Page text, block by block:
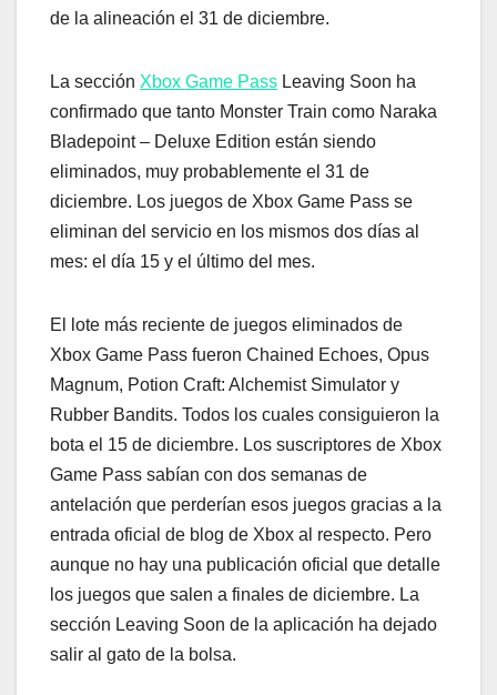
de la alineación el 31 de diciembre.
La sección Xbox Game Pass Leaving Soon ha
confirmado que tanto Monster Train como Naraka
Bladepoint – Deluxe Edition están siendo
eliminados, muy probablemente el 31 de
diciembre. Los juegos de Xbox Game Pass se
eliminan del servicio en los mismos dos días al
mes: el día 15 y el último del mes.
El lote más reciente de juegos eliminados de
Xbox Game Pass fueron Chained Echoes, Opus
Magnum, Potion Craft: Alchemist Simulator y
Rubber Bandits. Todos los cuales consiguieron la
bota el 15 de diciembre. Los suscriptores de Xbox
Game Pass sabían con dos semanas de
antelación que perderían esos juegos gracias a la
entrada oficial de blog de Xbox al respecto. Pero
aunque no hay una publicación oficial que detalle
los juegos que salen a finales de diciembre. La
sección Leaving Soon de la aplicación ha dejado
salir al gato de la bolsa.